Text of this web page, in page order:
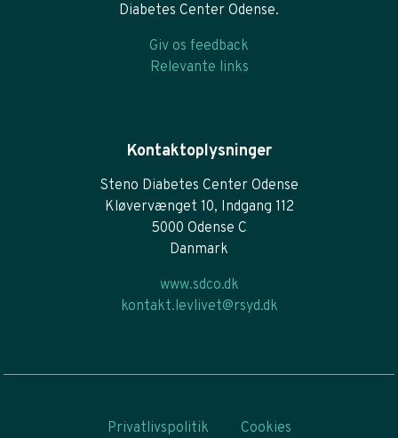
Diabetes Center Odense.
Giv os feedback
Relevante links
Kontaktoplysninger
Steno Diabetes Center Odense
Kløvervænget 10, Indgang 112
5000 Odense C
Danmark
www.sdco.dk
kontakt.levlivet@rsyd.dk
Privatlivspolitik Cookies